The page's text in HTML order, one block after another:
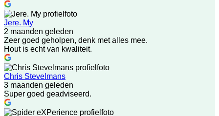
Jere. My
2 maanden geleden
Zeer goed geholpen, denk met alles mee.
Hout is echt van kwaliteit.
Chris Stevelmans
3 maanden geleden
Super goed geadviseerd.